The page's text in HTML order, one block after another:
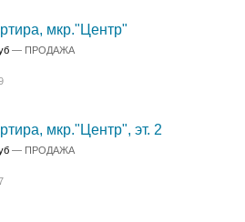
мкр."Центр"
— ПРОДАЖА
мкр."Центр", эт. 2
— ПРОДАЖА